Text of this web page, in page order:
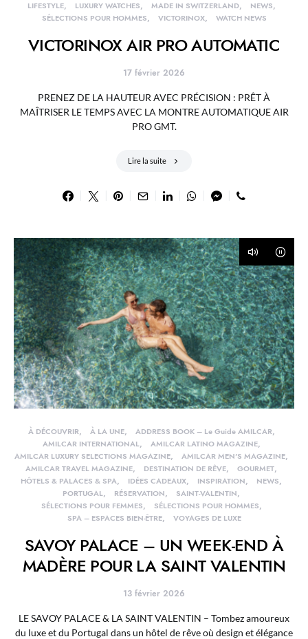
LIFESTYLE LUXURY WATCHES MADE IN SWITZERLAND
NEWS
SÉLECTIONS POUR HOMMES
VICTORINOX WATCH NEWS
VICTORINOX AIR PRO AUTOMATIC
17 février 2026
PRENEZ DE LA HAUTEUR AVEC PRÉCISION : PRÊT À
MAÎTRISER LE TEMPS AVEC LA MONTRE AUTOMATIQUE AIR
PRO GMT.
Lire la suite
À DÉCOUVRIR À LA UNE
ADDRESS BOOK – Le Guide AMILCAR
AMILCAR INTERNATIONAL
AMILCAR LATINO MAGAZINE
AMILCAR LUXURY SELECTIONS MAGAZINE
AMILCAR MEN'S MAGAZINE
AMILCAR TRAVEL MAGAZINE
DESTINATION DE RÊVE
GOURMET
HÔTELS & PALACES & SPA
IDÉES CADEAUX INSPIRATION
NEWS
PORTUGAL
RÉSERVATION
SAINT-VALENTIN
SÉLECTIONS POUR FEMMES
SÉLECTIONS POUR HOMMES
SPA – ESPACES BIEN-ÊTRE
VOYAGES DE LUXE
SAVOY PALACE – UN WEEK-END À
MADÈRE POUR LA SAINT VALENTIN
13 février 2026
LE SAVOY PALACE & LA SAINT VALENTIN – Tombez amoureux
du luxe et du Portugal dans un hôtel de rêve où design et élégance